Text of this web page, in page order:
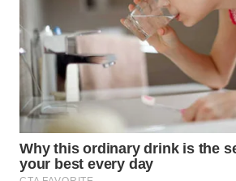
GORONTALO
WN
SULUT
WN
MALUKU
WN